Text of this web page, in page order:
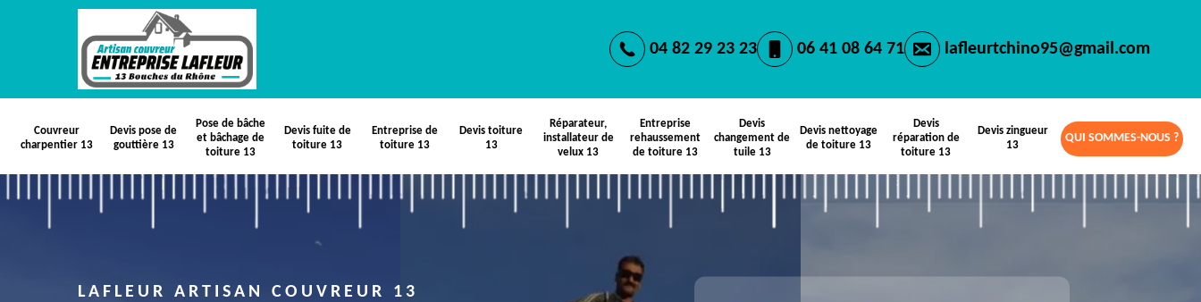
04 82 29 23 23 06 41 08 64 71 lafleurtchino95@gmail.com
Couvreur
charpentier 13
Devis pose de
gouttière 13
Pose de bâche
et bâchage de
toiture 13
Devis fuite de
toiture 13
Entreprise de
toiture 13
Devis toiture
13
Réparateur,
installateur de
velux 13
Entreprise
rehaussement
de toiture 13
Devis
changement de
tuile 13
Devis nettoyage
de toiture 13
Devis
réparation de
toiture 13
Devis zingueur
13
QUI SOMMES-NOUS ?
LAFLEUR ARTISAN COUVREUR 13